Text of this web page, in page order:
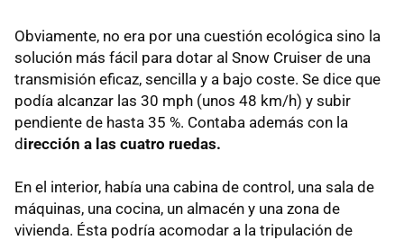
Obviamente, no era por una cuestión ecológica sino la
solución más fácil para dotar al Snow Cruiser de una
transmisión eficaz, sencilla y a bajo coste. Se dice que
podía alcanzar las 30 mph (unos 48 km/h) y subir
pendiente de hasta 35 %. Contaba además con la
dirección a las cuatro ruedas.
En el interior, había una cabina de control, una sala de
máquinas, una cocina, un almacén y una zona de
vivienda. Ésta podría acomodar a la tripulación de